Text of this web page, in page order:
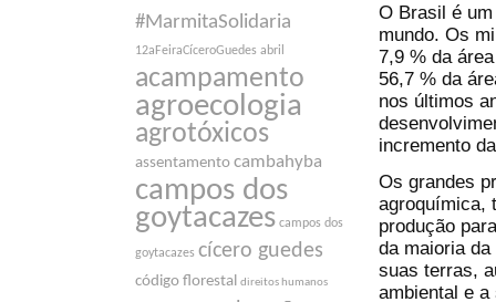
#MarmitaSolidaria
12aFeiraCíceroGuedes abril
acampamento
agroecologia
agrotóxicos
assentamento cambahyba
campos dos
goytacazes campos dos
goytacazes cícero guedes
código florestal direitos humanos
O Brasil é
mundo. Os
7,9 % da
56,7 % da
nos últimos
incremento
Os grandes
agroquímica,
produção
da maioria
suas terras,
ambiental e a